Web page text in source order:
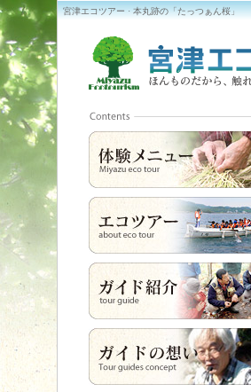
宮津エコツアー · 本丸跡の「たっつぁん桜」